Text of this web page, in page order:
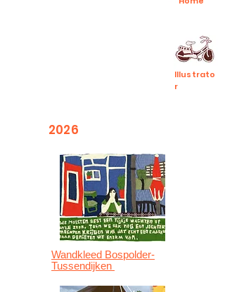
Illustrato
r
2026
Wandkleed Bospolder-
Tussendijken